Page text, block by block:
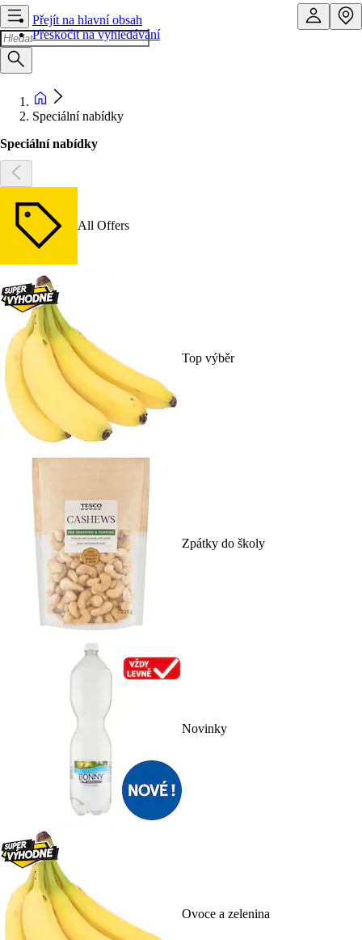
Přejít na hlavní obsah
Přeskočit na vyhledávání
Speciální nabídky
Speciální nabídky
All Offers
Top výběr
Zpátky do školy
Novinky
Ovoce a zelenina